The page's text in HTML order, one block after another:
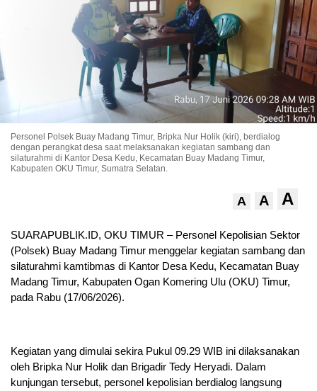
Personel Polsek Buay Madang Timur, Bripka Nur Holik (kiri), berdialog
dengan perangkat desa saat melaksanakan kegiatan sambang dan
silaturahmi di Kantor Desa Kedu, Kecamatan Buay Madang Timur,
Kabupaten OKU Timur, Sumatra Selatan.
A A A
SUARAPUBLIK.ID, OKU TIMUR – Personel Kepolisian Sektor
(Polsek) Buay Madang Timur menggelar kegiatan sambang dan
silaturahmi kamtibmas di Kantor Desa Kedu, Kecamatan Buay
Madang Timur, Kabupaten Ogan Komering Ulu (OKU) Timur,
pada Rabu (17/06/2026).
Kegiatan yang dimulai sekira Pukul 09.29 WIB ini dilaksanakan
oleh Bripka Nur Holik dan Brigadir Tedy Heryadi. Dalam
kunjungan tersebut, personel kepolisian berdialog langsung